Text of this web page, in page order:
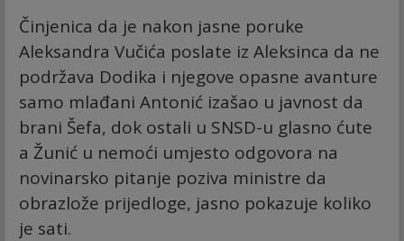
Činjenica da je nakon jasne poruke
Aleksandra Vučića poslate iz Aleksinca da ne
podržava Dodika i njegove opasne avanture
samo mlađani Antonić izašao u javnost da
brani Šefa, dok ostali u SNSD-u glasno ćute
a Žunić u nemoći umjesto odgovora na
novinarsko pitanje poziva ministre da
obrazlože prijedloge, jasno pokazuje koliko
je sati.